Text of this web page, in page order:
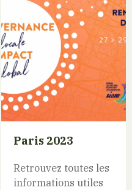
Paris 2023
Retrouvez toutes les
informations utiles